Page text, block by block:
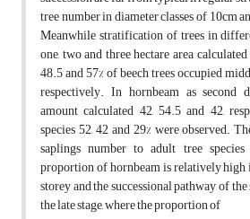
tree number in diameter classes of 10cm
Meanwhile stratification of trees in
one, two and three hectare area
48.5 and 57% of beech trees occupied
respectively. In hornbeam as second
amount calculated 42, 54.5 and 42,
species 52, 42 and 29% were observed.
saplings number to adult tree
proportion of hornbeam is relatively
storey and the successional pathway of
the late stage, where the proportion of